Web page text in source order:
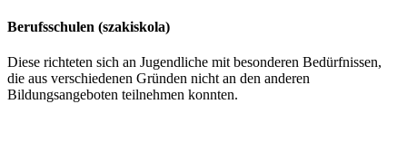
Berufsschulen (szakiskola)
Diese richteten sich an Jugendliche mit besonderen Bedürfnissen,
die aus verschiedenen Gründen nicht an den anderen
Bildungsangeboten teilnehmen konnten.